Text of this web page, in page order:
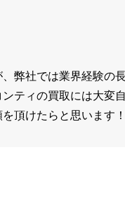
弊社では業界経験の
ティの買取には大変
頂けたらと思います！